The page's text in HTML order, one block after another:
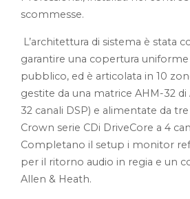
scommesse.
L’architettura di sistema è stata
garantire una copertura
pubblico, ed è articolata in 10
gestite da una matrice AHM-32 di
32 canali DSP) e alimentate da
Crown serie CDi DriveCore a 4
Completano il setup i monitor
per il ritorno audio in regia e un
Allen & Heath.